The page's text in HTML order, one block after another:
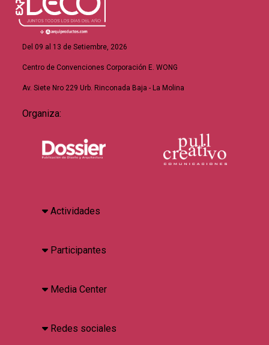
Del 09 al 13 de Setiembre, 2026
Centro de Convenciones Corporación E. WONG
Av. Siete Nro 229 Urb. Rinconada Baja - La Molina
Organiza:
Actividades
Participantes
Media Center
Redes sociales